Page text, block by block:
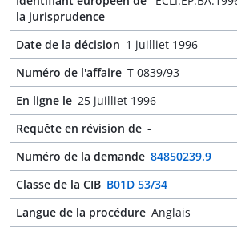
la jurisprudence
Date de la décision 1 juilliet 1996
Numéro de l'affaire T 0839/93
En ligne le 25 juilliet 1996
Requête en révision de -
Numéro de la demande 84850239.9
Classe de la CIB B01D 53/34
Langue de la procédure Anglais